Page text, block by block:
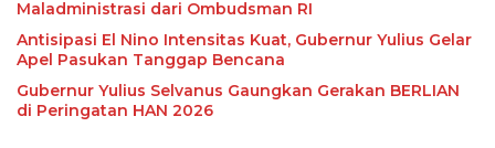
Maladministrasi dari Ombudsman RI
Antisipasi El Nino Intensitas Kuat, Gubernur Yulius Gelar
Apel Pasukan Tanggap Bencana
Gubernur Yulius Selvanus Gaungkan Gerakan BERLIAN
di Peringatan HAN 2026